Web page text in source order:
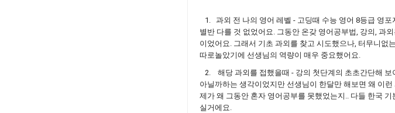
1. 과외 전 나의 영어 레벨 - 고딩때 수능 영어 8등급 영
별반 다를 것 없었어요. 그동안 온갖 영어공부법, 강의, 과
이었어요. 그래서 기초 과외를 찾고 시도했으나, 터무니없
따로놀았기에 선생님의 역량이 매우 중요했어요.
2. 해당 과외를 접했을때 - 강의 첫단계의 초초간단해 보
아닐까하는 생각이었지만 선생님이 한달만 해보면 왜 이
제가 왜 그동안 혼자 영어공부를 못했었는지.. 다들 한국
실거에요.